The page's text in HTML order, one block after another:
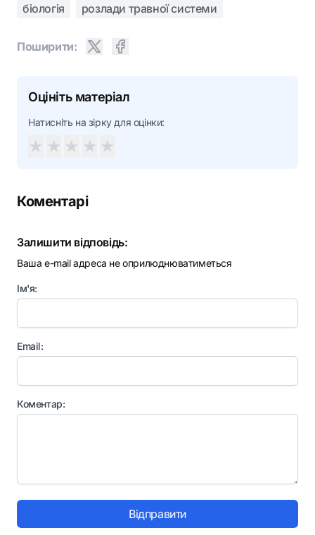
біологія розлади травної системи
Поширити:
Оцініть матеріал
Натисніть на зірку для оцінки:
★ ★ ★ ★ ★
Коментарі
Залишити відповідь:
Ваша e-mail адреса не оприлюднюватиметься
Ім'я:
Email:
Коментар:
Відправити